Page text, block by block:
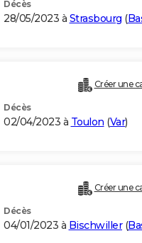
Décès
28/05/2023 à Strasbourg (
Créer une
Décès
02/04/2023 à Toulon (Var)
Créer une
Décès
04/01/2023 à Bischwiller(